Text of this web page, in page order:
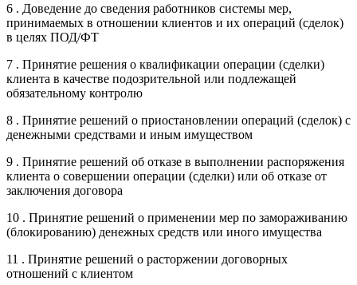
6 . Доведение до сведения работников системы мер,
принимаемых в отношении клиентов и их операций (сделок)
в целях ПОД/ФТ
7 . Принятие решения о квалификации операции (сделки)
клиента в качестве подозрительной или подлежащей
обязательному контролю
8 . Принятие решений о приостановлении операций (сделок) с
денежными средствами и иным имуществом
9 . Принятие решений об отказе в выполнении распоряжения
клиента о совершении операции (сделки) или об отказе от
заключения договора
10 . Принятие решений о применении мер по замораживанию
(блокированию) денежных средств или иного имущества
11 . Принятие решений о расторжении договорных
отношений с клиентом